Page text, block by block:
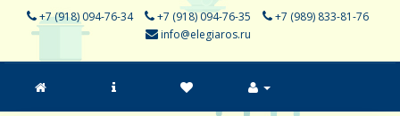
+7 (918) 094-76-34 +7 (918) 094-76-35
+7 (989) 833-81-76
info@elegiaros.ru